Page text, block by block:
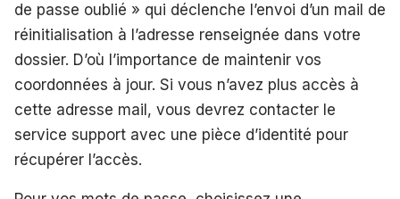
de passe oublié » qui déclenche l’envoi d’un mail de
réinitialisation à l’adresse renseignée dans votre
dossier. D’où l’importance de maintenir vos
coordonnées à jour. Si vous n’avez plus accès à
cette adresse mail, vous devrez contacter le
service support avec une pièce d’identité pour
récupérer l’accès.